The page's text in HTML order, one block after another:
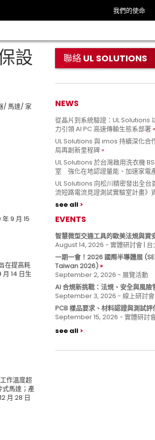
我們的使命
設
/ 馬達/ 家
9 月 15
在提高耗
14 日生
作溫度超
馬達；產
月 28 日
聯絡 UL SOLUTIONS
NEWS
從晶片到系統驗證：UL Solutions
力引領 AI PC 高速傳輸生態系部署
UL Solutions 與 imos 持續深化
局再創新里程碑
UL Solutions 於台灣啟用洗衣機
室 強化在地認證量能、加速家電
UL Solutions 向松川精密發出全台
流短路電流見證測試實驗室計畫》
see all
EVENTS
智慧微型交通工具的歐美法規與資
August 14, 2026 - 實體研討會 | 台
一期一會！2026 國際半導體展
Taiwan 2026)
September 2, 2026 - 展覽活動
AI 合規新挑戰：法規、安全與風險
September 3, 2026 - 線上研討會
PCB 樣品要求、材料認證與測試評
September 15, 2026 - 實體研討
see all